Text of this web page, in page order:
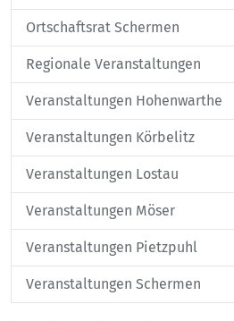
Ortschaftsrat Schermen
Regionale Veranstaltungen
Veranstaltungen Hohenwarthe
Veranstaltungen Körbelitz
Veranstaltungen Lostau
Veranstaltungen Möser
Veranstaltungen Pietzpuhl
Veranstaltungen Schermen